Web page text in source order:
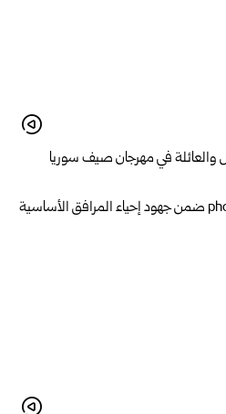
والعائلة في مهرجان صيف سوريا